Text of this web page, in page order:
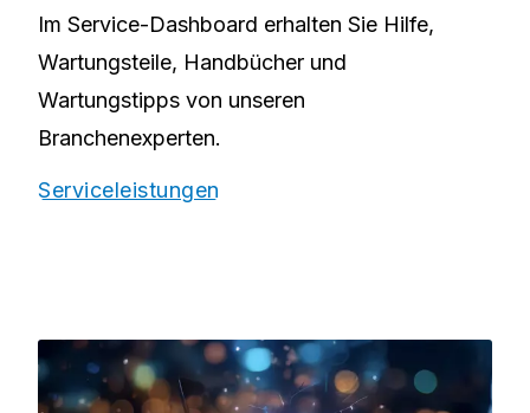
Im Service-Dashboard erhalten Sie Hilfe,
Wartungsteile, Handbücher und
Wartungstipps von unseren
Branchenexperten.
Serviceleistungen